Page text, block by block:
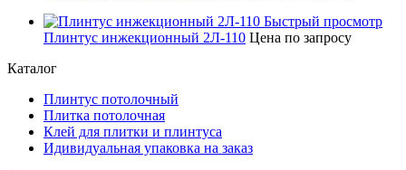
Быстрый просмотр
Плинтус инжекционный 2Л-110 Цена по запросу
Каталог
Плинтус потолочный
Плитка потолочная
Клей для плитки и плинтуса
Идивидуальная упаковка на заказ